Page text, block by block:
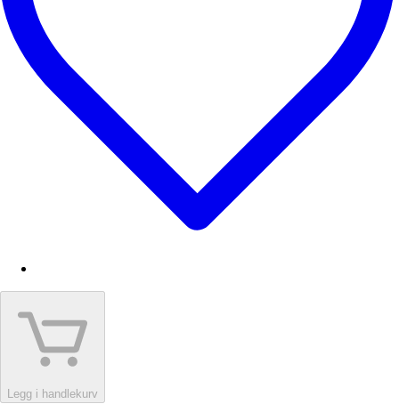
Legg i handlekurv